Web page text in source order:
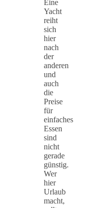
Eine
Yacht
reiht
sich
hier
nach
der
anderen
und
auch
die
Preise
für
einfaches
Essen
sind
nicht
gerade
günstig.
Wer
hier
Urlaub
macht,